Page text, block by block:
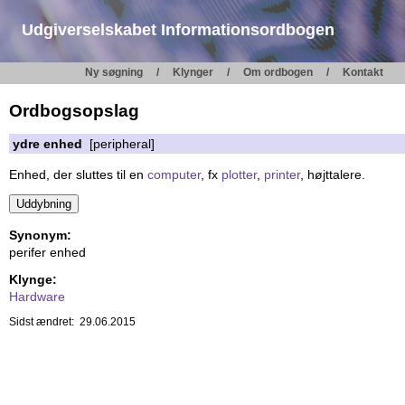
Udgiverselskabet Informationsordbogen
Ny søgning Klynger Om ordbogen Kontakt
Ordbogsopslag
ydre enhed [peripheral]
Enhed, der sluttes til en computer, fx plotter, printer, højttalere.
Synonym:
perifer enhed
Klynge:
Hardware
Sidst ændret: 29.06.2015